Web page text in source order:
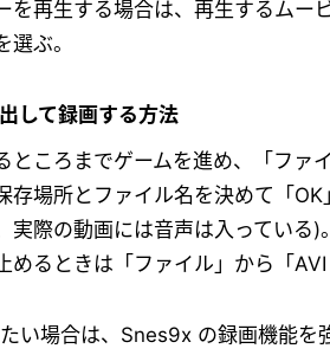
を再生する場合は、再生するムー
選ぶ。
して録画する方法
ところまでゲームを進め、「ファ
存場所とファイル名を決めて「
実際の動画には音声は入っている)。
めるときは「ファイル」から「AVI
い場合は、Snes9x の録画機能